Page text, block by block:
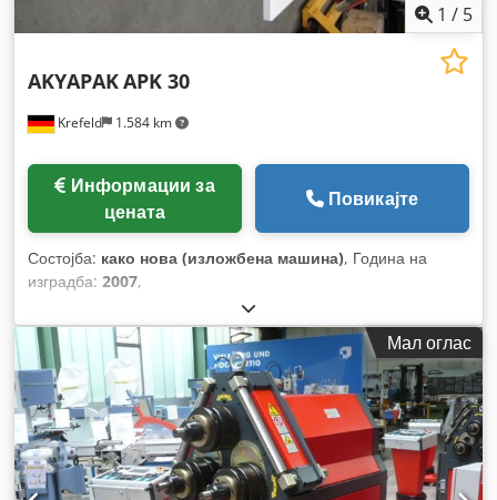
1 / 5
Krefeld 1.584 km
AKYAPAKAPK 30
цената
Повикајте
Состојба: како нова (изложбена машина), Година на
изградба: 2007,
Мал оглас